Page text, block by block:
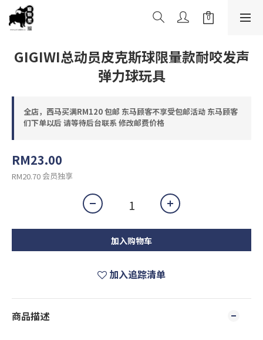
GIGIWI总动员皮克斯球限量款耐咬发声
弹力球玩具
全店，西马买满RM120 包邮 东马顾客不享受包邮活动 东马顾客
们下单以后 请等待后台联系 修改邮费价格
RM23.00
RM20.70 会员独享
加入购物车
加入追踪清单
商品描述